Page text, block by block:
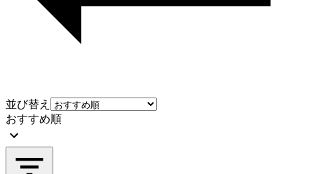
並び替え
おすすめ順